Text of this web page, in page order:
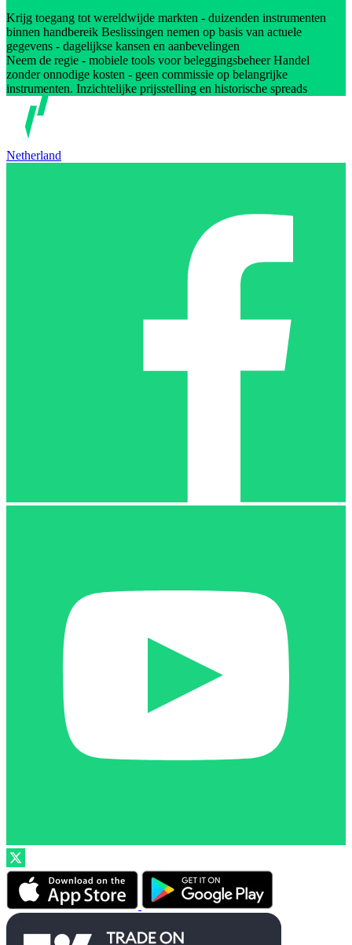
Krijg toegang tot wereldwijde markten - duizenden instrumenten
binnen handbereik Beslissingen nemen op basis van actuele
gegevens - dagelijkse kansen en aanbevelingen
Neem de regie - mobiele tools voor beleggingsbeheer Handel
zonder onnodige kosten - geen commissie op belangrijke
instrumenten. Inzichtelijke prijsstelling en historische spreads
Netherland